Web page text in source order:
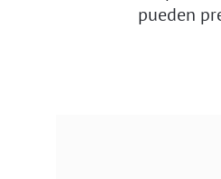
pueden